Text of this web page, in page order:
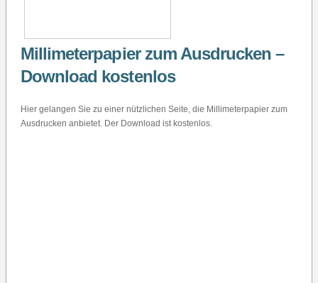
Millimeterpapier zum Ausdrucken –
Download kostenlos
Hier gelangen Sie zu einer nützlichen Seite, die Millimeterpapier zum
Ausdrucken anbietet. Der Download ist kostenlos.